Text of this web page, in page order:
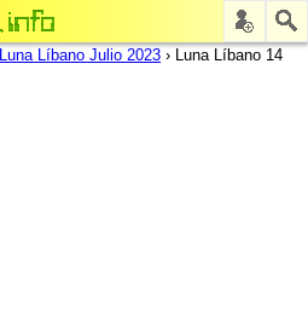
Luna Líbano Julio 2023 › Luna Líbano 14